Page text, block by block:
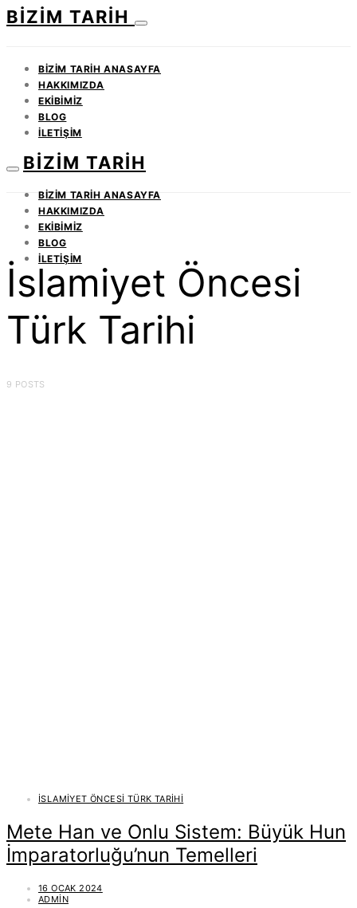
BIZIM TARIH
BIZIM TARIH ANASAYFA
HAKKIMIZDA
EKIBIMIZ
BLOG
İLETIŞIM
BIZIM TARIH
BIZIM TARIH ANASAYFA
HAKKIMIZDA
EKIBIMIZ
BLOG
İLETIŞIM
İslamiyet Öncesi
Türk Tarihi
9 POSTS
İSLAMIYET ÖNCESI TÜRK TARIHI
Mete Han ve Onlu Sistem: Büyük Hun
İmparatorluğu’nun Temelleri
16 OCAK 2024
ADMIN